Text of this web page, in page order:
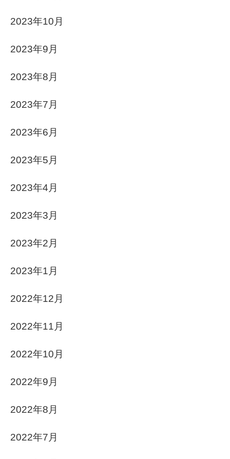
2023年10月
2023年9月
2023年8月
2023年7月
2023年6月
2023年5月
2023年4月
2023年3月
2023年2月
2023年1月
2022年12月
2022年11月
2022年10月
2022年9月
2022年8月
2022年7月